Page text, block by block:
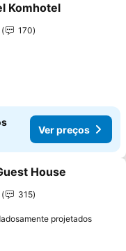
aos favoritos
Komhotel
170
Ver preços
aos favoritos
House
315
projetados